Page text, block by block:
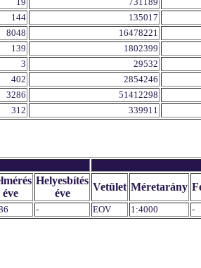
144 135017
8048 16478221
139 1802399
3 29532
402 2854246
3286 51412298
312 339911
éve
Helyesbítés
éve
Vetület Méretarány
- EOV 1:4000 -